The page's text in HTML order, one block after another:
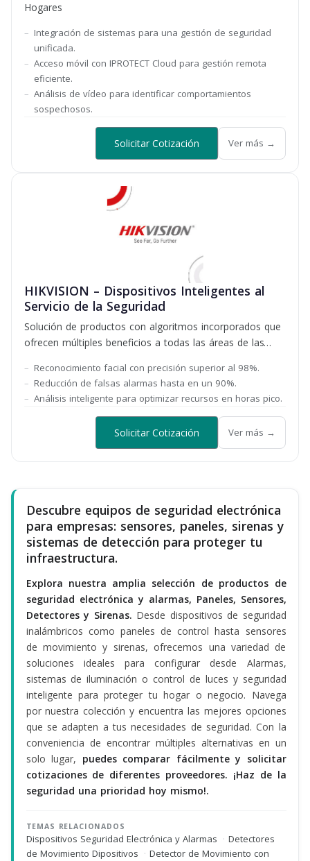
Hogares
Integración de sistemas para una gestión de seguridad
unificada.
Acceso móvil con IPROTECT Cloud para gestión remota
eficiente.
Análisis de vídeo para identificar comportamientos
sospechosos.
Solicitar Cotización Ver más →
HIKVISION – Dispositivos Inteligentes al
Servicio de la Seguridad
Solución de productos con algoritmos incorporados que
ofrecen múltiples beneficios a todas las áreas de las
Reconocimiento facial con precisión superior al 98%.
Reducción de falsas alarmas hasta en un 90%.
Análisis inteligente para optimizar recursos en horas pico.
Solicitar Cotización Ver más →
Descubre equipos de seguridad electrónica
para empresas: sensores, paneles, sirenas y
sistemas de detección para proteger tu
infraestructura.
Explora nuestra amplia selección de productos de
seguridad electrónica y alarmas, Paneles, Sensores,
Detectores y Sirenas. Desde dispositivos de seguridad
inalámbricos como paneles de control hasta sensores
de movimiento y sirenas, ofrecemos una variedad de
soluciones ideales para configurar desde Alarmas,
sistemas de iluminación o control de luces y seguridad
inteligente para proteger tu hogar o negocio. Navega
por nuestra colección y encuentra las mejores opciones
que se adapten a tus necesidades de seguridad. Con la
conveniencia de encontrar múltiples alternativas en un
solo lugar, puedes comparar fácilmente y solicitar
cotizaciones de diferentes proveedores. ¡Haz de la
seguridad una prioridad hoy mismo!.
TEMAS RELACIONADOS
Dispositivos Seguridad Electrónica y Alarmas · Detectores
de Movimiento Dipositivos · Detector de Movimiento con